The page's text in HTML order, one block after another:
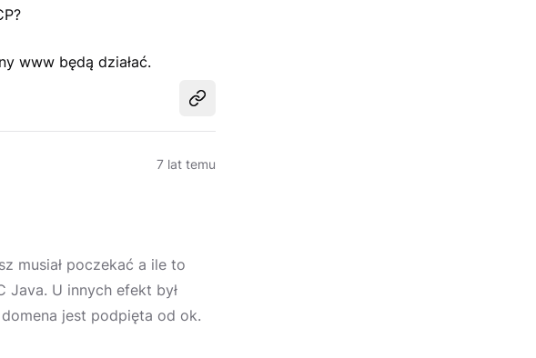
www będą działać.
Udostępnij
7 lat temu
musiał poczekać a ile to
Java. U innych efekt był
jest podpięta od ok.